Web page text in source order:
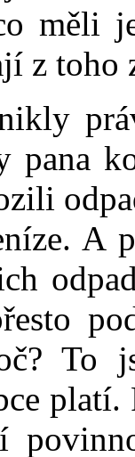
měli
z toho
pana
A
To
platí.